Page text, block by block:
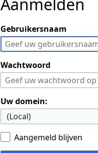
Aanmelden
Gebruikersnaam
Wachtwoord
Uw domein:
Aangemeld blijven